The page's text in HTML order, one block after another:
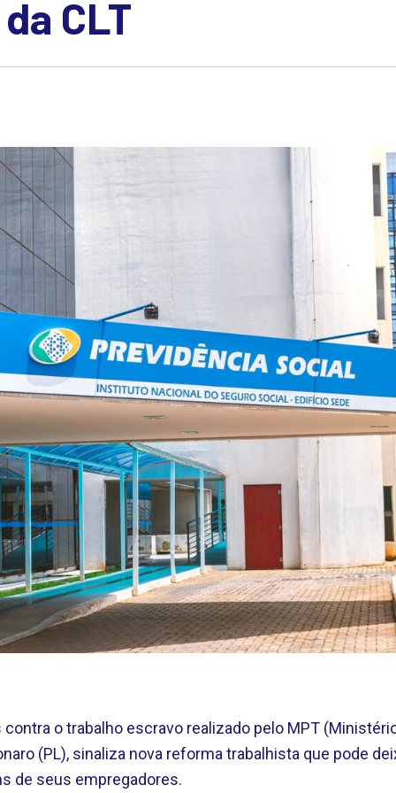
CLT
o trabalho escravo realizado pelo MPT
(PL), sinaliza nova reforma trabalhista que pode
de seus empregadores.